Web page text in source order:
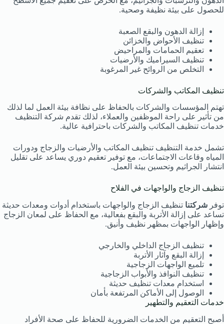
للحصول على بيئة نظيفة وصحية.
إزالة الدهون والبقع الصعبة
تنظيف الأحواض والخزائن
تعقيم الحمامات والمراحيض
تنظيف السيراميك والأرضيات
التخلص من الروائح غير المرغوبة
تنظيف المكاتب والشركات
تهتم المؤسسات والشركات بالحفاظ على نظافة بيئة العمل لما لذلك
من تأثير على راحة الموظفين والعملاء، لذلك تقدم شركة التنظيف
خدمات تنظيف المكاتب والشركات باحترافية عالية.
تشمل خدمة التنظيف تنظيف المكاتب والأرضيات والزجاج ودورات
المياه وقاعات الاجتماعات، مع توفير تعقيم دوري يساعد على تقليل
انتشار الجراثيم وتحسين بيئة العمل.
تنظيف الزجاج والواجهات في الفلاح
توفر شركتنا تنظيف الزجاج والواجهات باستخدام أدوات ومعدات حديثة
تساعد على إزالة الأتربة والبقع بفعالية، مع الحفاظ على لمعان الزجاج
وإظهار الواجهات بمظهر نظيف وأنيق.
تنظيف الزجاج الداخلي والخارجي
إزالة البقع وآثار الأتربة
تلميع الواجهات الزجاجية
تنظيف النوافذ والأبواب الزجاجية
استخدام معدات تنظيف حديثة
الوصول إلى الأماكن المرتفعة بأمان
خدمات التعقيم والتطهير
أصبح التعقيم من الخدمات الضرورية للحفاظ على صحة الأفراد